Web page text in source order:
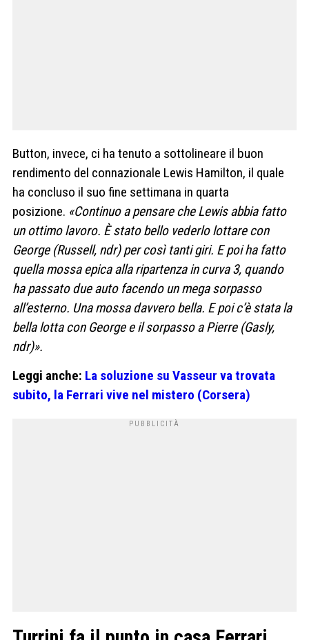
Button, invece, ci ha tenuto a sottolineare il buon
rendimento del connazionale Lewis Hamilton, il quale
ha concluso il suo fine settimana in quarta
posizione. «Continuo a pensare che Lewis abbia fatto
un ottimo lavoro. È stato bello vederlo lottare con
George (Russell, ndr) per così tanti giri. E poi ha fatto
quella mossa epica alla ripartenza in curva 3, quando
ha passato due auto facendo un mega sorpasso
all’esterno. Una mossa davvero bella. E poi c’è stata la
bella lotta con George e il sorpasso a Pierre (Gasly,
ndr)».
Leggi anche: La soluzione su Vasseur va trovata
subito, la Ferrari vive nel mistero (Corsera)